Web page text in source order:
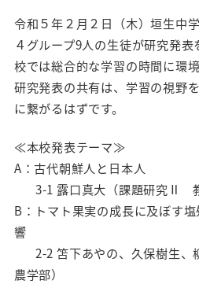
令和５年２月２日（木）垣生中
４グループ9人の生徒が研究発
校では総合的な学習の時間に環
研究発表の共有は、学習の視野
に繋がるはずです。
≪本校発表テーマ≫
A：古代朝鮮人と日本人
3-1 露口真大（課題研究Ⅱ
B：トマト果実の成長に及ぼす
響
2-2 笘下あやの、久保樹生
農学部）